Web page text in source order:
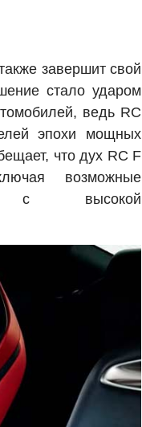
завершит свой
стало ударом
ведь RC
эпохи мощных
что дух RC F
возможные
с высокой